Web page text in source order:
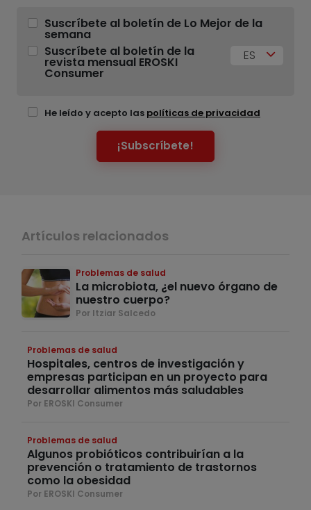
Suscríbete al boletín de Lo Mejor de la
semana
Suscríbete al boletín de la
revista mensual EROSKI
Consumer
ES
He leído y acepto las políticas de privacidad
¡Subscríbete!
Artículos relacionados
Problemas de salud
La microbiota, ¿el nuevo órgano de
nuestro cuerpo?
Por Itziar Salcedo
Problemas de salud
Hospitales, centros de investigación y
empresas participan en un proyecto para
desarrollar alimentos más saludables
Por EROSKI Consumer
Problemas de salud
Algunos probióticos contribuirían a la
prevención o tratamiento de trastornos
como la obesidad
Por EROSKI Consumer